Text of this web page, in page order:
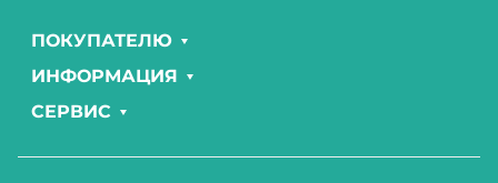
ПОКУПАТЕЛЮ
ИНФОРМАЦИЯ
СЕРВИС